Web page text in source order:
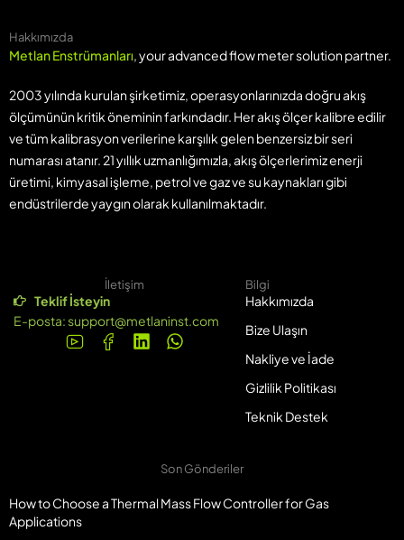
Hakkımızda
Metlan Enstrümanları, your advanced flow meter solution partner.
2003 yılında kurulan şirketimiz, operasyonlarınızda doğru akış
ölçümünün kritik öneminin farkındadır. Her akış ölçer kalibre edilir
ve tüm kalibrasyon verilerine karşılık gelen benzersiz bir seri
numarası atanır. 21 yıllık uzmanlığımızla, akış ölçerlerimiz enerji
üretimi, kimyasal işleme, petrol ve gaz ve su kaynakları gibi
endüstrilerde yaygın olarak kullanılmaktadır.
İletişim
Teklif İsteyin
E-posta:support@metlaninst.com
Bilgi
Hakkımızda
Bize Ulaşın
Nakliye ve İade
Gizlilik Politikası
Teknik Destek
Son Gönderiler
How to Choose a Thermal Mass Flow Controller for Gas
Applications